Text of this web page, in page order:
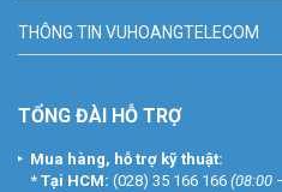
THÔNG TIN VUHOANGTELECOM
TỔNG ĐÀI HỖ TRỢ
Mua hàng, hỗ trợ kỹ thuật:
* Tại HCM: (028) 35 166 166 (08:00